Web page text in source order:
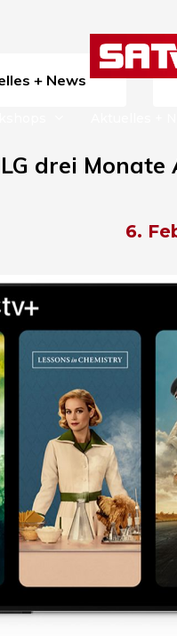
+ News
drei
6.